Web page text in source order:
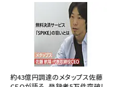
約43億円調達のメタップス佐藤